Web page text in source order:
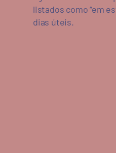
listados como “em
dias úteis.